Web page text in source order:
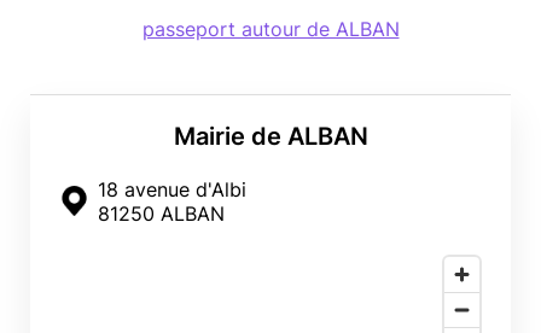
Mairie de ALBAN
18 avenue d'Albi
81250 ALBAN
passeport autour de ALBAN